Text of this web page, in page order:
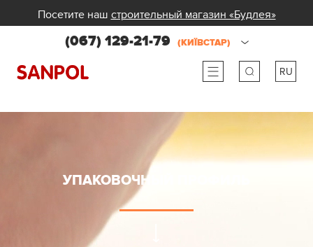
Посетите наш строительный магазин «Будлея»
(067) 129-21-79 (КИЇВСТАР)
RU
ua
УПАКОВОЧНЫЙ ПРОФИЛЬ